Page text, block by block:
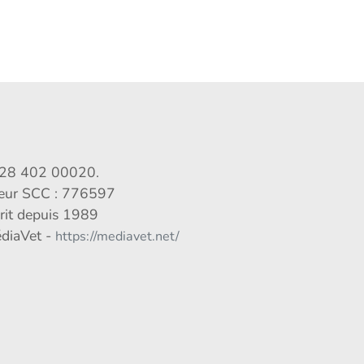
402 00020.
SCC : 776597
depuis 1989
- https://mediavet.net/